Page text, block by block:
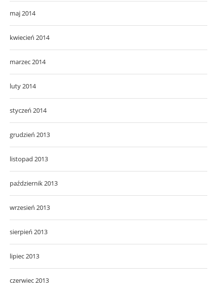
maj 2014
kwiecień 2014
marzec 2014
luty 2014
styczeń 2014
grudzień 2013
listopad 2013
październik 2013
wrzesień 2013
sierpień 2013
lipiec 2013
czerwiec 2013